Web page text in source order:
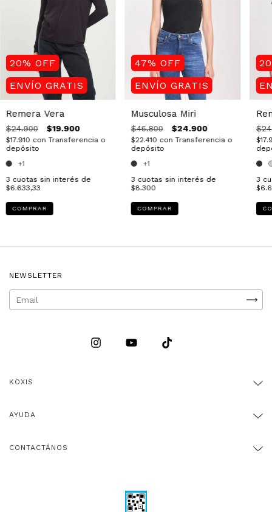
20% OFF
ENVÍO GRATIS
Remera Vera
$24.900 $19.900
$17.910 con Transferencia o
depósito
+1
3 cuotas sin interés de
$6.633,33
COMPRAR
47% OFF
ENVÍO GRATIS
Musculosa Miri
$46.800 $24.900
$22.410 con Transferencia o
depósito
+1
3 cuotas sin interés de
$8.300
COMPRAR
20
3
NEWSLETTER
KOXIS
AYUDA
CONTACTÁNOS